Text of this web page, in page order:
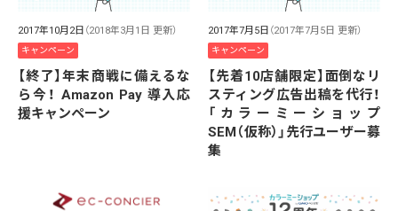
2017年10月2日 （2018年3月1日 更新）
キャンペーン
【終了】年末商戦に備えるな
ら今！ Amazon Pay 導入応
援キャンペーン
2017年7月5日 （2017年7月5日 更新）
キャンペーン
【先着10店舗限定】面倒なリ
スティング広告出稿を代行！
「カラーミーショップ
SEM（仮称）」先行ユーザー募
集